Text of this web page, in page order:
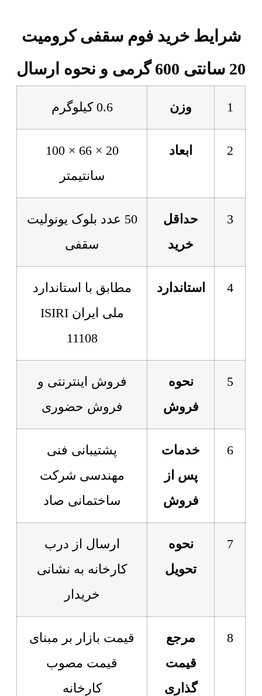
شرایط خرید فوم سقفی کرومیت
20 سانتی 600 گرمی و نحوه ارسال
1 وزن 0.6 کیلوگرم
2 ابعاد
20 × 66 × 100
سانتیمتر
3
حداقل
خرید
50 عدد بلوک یونولیت
سقفی
4 استاندارد
مطابق با استاندارد
ملی ایران ISIRI
11108
5
نحوه
فروش
فروش اینترنتی و
فروش حضوری
6
خدمات
پس از
فروش
پشتیبانی فنی
مهندسی شرکت
ساختمانی صاد
7
نحوه
تحویل
ارسال از درب
کارخانه به نشانی
خریدار
8
مرجع
قیمت
گذاری
قیمت بازار بر مبنای
قیمت مصوب
کارخانه